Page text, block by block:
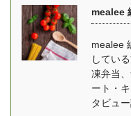
mealee
mealee
してい
凍弁当
ート・
タビュ